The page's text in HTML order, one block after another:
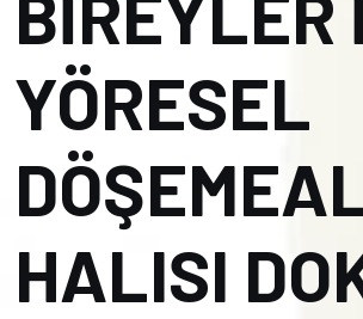
YÖRESEL
HALISI